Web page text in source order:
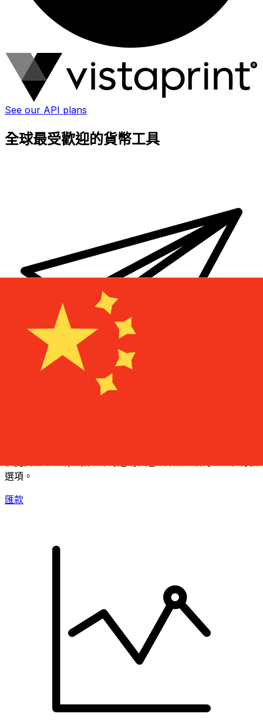
See our API plans
全球最受歡迎的貨幣工具
選項。
匯款